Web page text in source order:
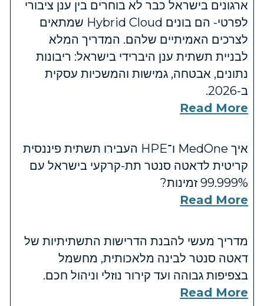
ארגונים בישראל כבר לא בוחרים בין ענן ציבורי
לפרטי- הם בונים Hybrid Cloud שמתאים
לצרכים האמיתיים שלהם. המדריך המלא
לבניית תשתית ענן היברידי בישראל: ריבונות
נתונים, אבטחה, גמישות והמשכיות עסקית
ב-2026.
Read More
איך MedOne ו־HPE העבירו תשתית פיננסית
קריטית לדאטה סנטר תת-קרקעי בישראל עם
‎99.999%‎ זמינות?
Read More
מדריך מעשי להבנת הדרישות התשתיתיות של
דאטה סנטר לבינה מלאכותית, מחשמל
בצפיפות גבוהה ועד קירור נוזלי וניהול חכם.
Read More